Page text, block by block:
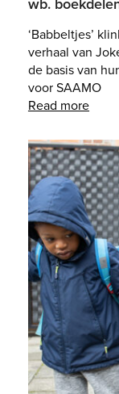
‘Babbeltjes’
verhaal van
de basis van
voor SAAMO
Read more